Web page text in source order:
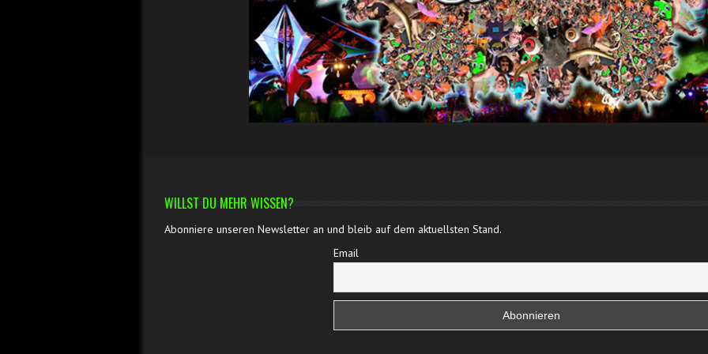
WILLST DU MEHR WISSEN?
Abonniere unseren Newsletter an und bleib auf dem aktuellsten Stand.
Email